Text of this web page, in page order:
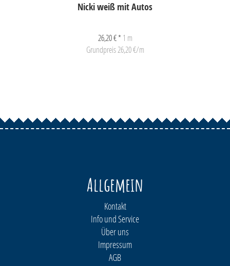
Nicki weiß mit Autos
26,20 € * 1 m
Grundpreis 26,20 €/m
Allgemein
Kontakt
Info und Service
Über uns
Impressum
AGB